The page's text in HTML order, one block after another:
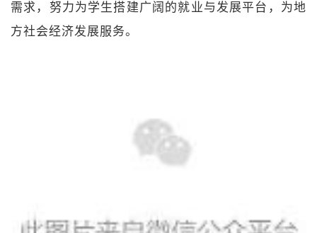
需求，努力为学生搭建广阔的就业与发展平台，为地
方社会经济发展服务。